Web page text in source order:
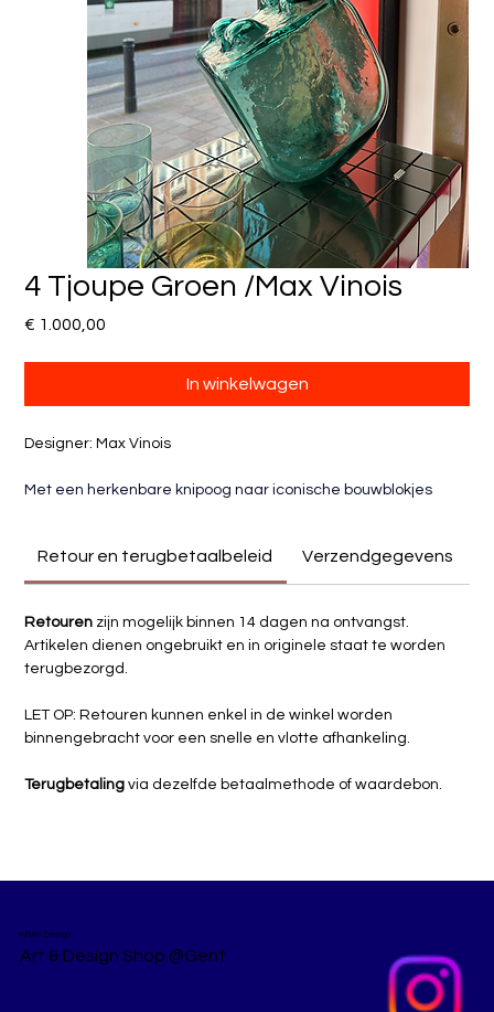
4 Tjoupe Groen /Max Vinois
€ 1.000,00
In winkelwagen
Designer: Max Vinois
Met een herkenbare knipoog naar iconische bouwblokjes
in sculpturen die speelsheid en vakmanschap moeiteloos
laten samensmelten.
Mondgeblazen glas
Formaat: 19 x 19 cm
Retour en terugbetaalbeleid Verzendgegevens
Retouren zijn mogelijk binnen 14 dagen na ontvangst.
Artikelen dienen ongebruikt en in originele staat te worden
terugbezorgd.
LET OP: Retouren kunnen enkel in de winkel worden
binnengebracht voor een snelle en vlotte afhankeling.
Terugbetaling via dezelfde betaalmethode of waardebon.
KRAK Design
Art & Design Shop @Gent